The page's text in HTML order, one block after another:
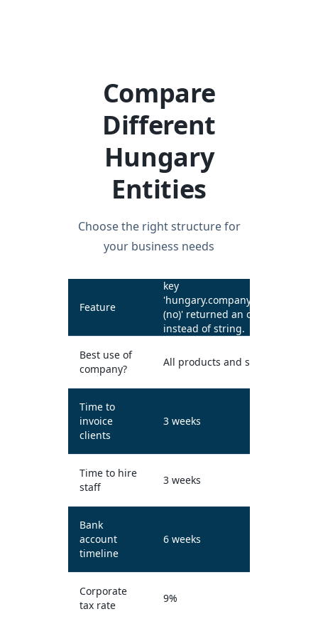
Compare
Different
Hungary
Entities
Choose the right structure for
your business needs
Feature
key
'hungary.companyTypes.kft
(no)' returned an object
instead of string.
Best use of
company?
All products and services
Time to
invoice
clients
3 weeks
Time to hire
staff
3 weeks
Bank
account
timeline
6 weeks
Corporate
tax rate
9%